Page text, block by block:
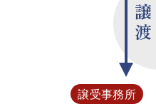
譲渡
譲受事務所